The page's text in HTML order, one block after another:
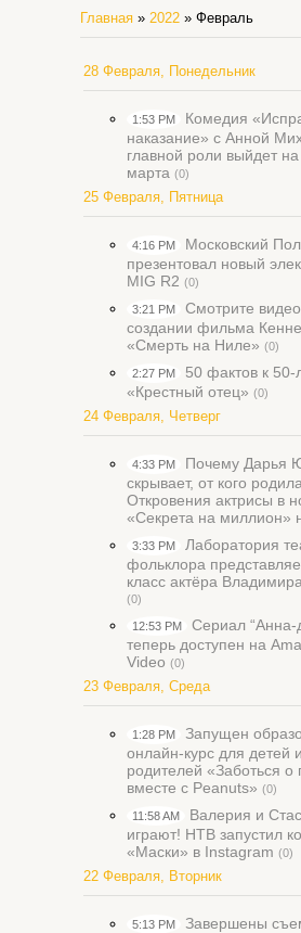
Главная » 2022 » Февраль
28 Февраля, Понедельник
1:53 PM
Комедия
наказание» с Анной
главной роли выйдет
марта (0)
25 Февраля, Пятница
4:16 PM
Московский
презентовал новый
MIG R2 (0)
3:21 PM
Смотрите
создании фильма
«Смерть на Ниле» (0)
2:27 PM
50 фактов к
«Крестный отец» (0)
24 Февраля, Четверг
4:33 PM
Почему Дарья
скрывает, от кого
Откровения актрисы в
«Секрета на миллион»
3:33 PM
Лаборатория
фольклора
класс актёра
(0)
12:53 PM
Сериал “Анна-
теперь доступен на
Video (0)
23 Февраля, Среда
1:28 PM
Запущен
онлайн-курс для детей
родителей «Заботься о
вместе с Peanuts» (0)
11:58 AM
Валерия и
играют! НТВ запустил
«Маски» в Instagram (0)
22 Февраля, Вторник
5:13 PM
Завершены